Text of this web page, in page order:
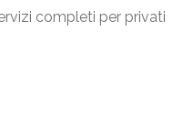
completi per privati